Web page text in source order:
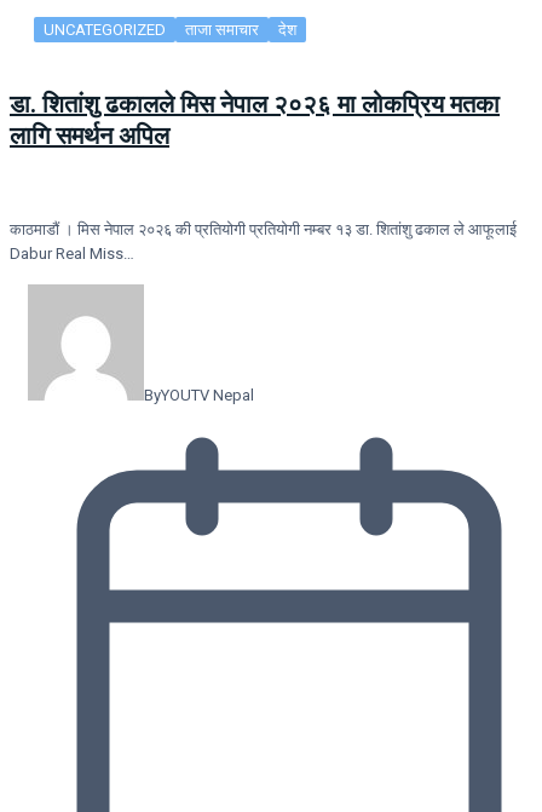
UNCATEGORIZED ताजा समाचार देश
डा. शितांशु ढकालले मिस नेपाल २०२६ मा लोकप्रिय मतका
लागि समर्थन अपिल
काठमाडौं । मिस नेपाल २०२६ की प्रतियोगी प्रतियोगी नम्बर १३ डा. शितांशु ढकाल ले आफूलाई
Dabur Real Miss…
ByYOUTV Nepal